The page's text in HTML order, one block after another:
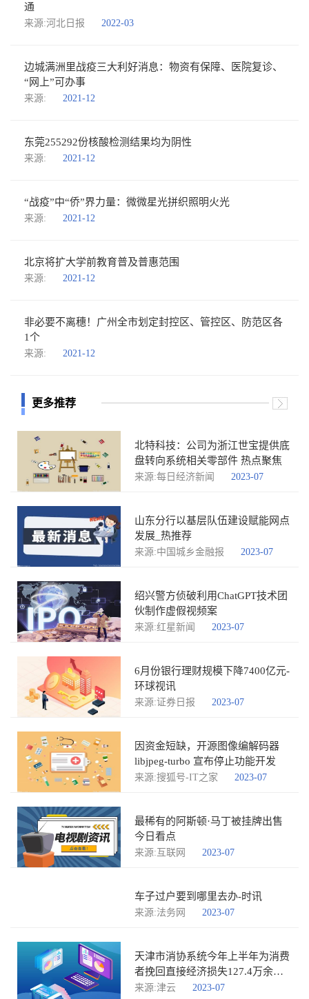
通
来源:河北日报 2022-03
边城满洲里战疫三大利好消息：物资有保障、医院复诊、
“网上”可办事
来源: 2021-12
东莞255292份核酸检测结果均为阴性
来源: 2021-12
“战疫”中“侨”界力量：微微星光拼织照明火光
来源: 2021-12
北京将扩大学前教育普及普惠范围
来源: 2021-12
非必要不离穗！广州全市划定封控区、管控区、防范区各
1个
来源: 2021-12
更多推荐
北特科技：公司为浙江世宝提供底
盘转向系统相关零部件 热点聚焦
来源:每日经济新闻 2023-07
山东分行以基层队伍建设赋能网点
发展_热推荐
来源:中国城乡金融报 2023-07
绍兴警方侦破利用ChatGPT技术团
伙制作虚假视频案
来源:红星新闻 2023-07
6月份银行理财规模下降7400亿元-
环球视讯
来源:证券日报 2023-07
因资金短缺，开源图像编解码器
libjpeg-turbo 宣布停止功能开发
来源:搜狐号-IT之家 2023-07
最稀有的阿斯顿·马丁被挂牌出售
今日看点
来源:互联网 2023-07
车子过户要到哪里去办-时讯
来源:法务网 2023-07
天津市消协系统今年上半年为消费
者挽回直接经济损失127.4万余元
全球滚动
来源:津云 2023-07